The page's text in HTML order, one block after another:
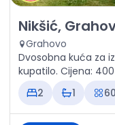
Izdavanje - Kuća
Nikšić,
Grahovo
Dvosobna kuća za
kupatilo. Cijena:
2
1